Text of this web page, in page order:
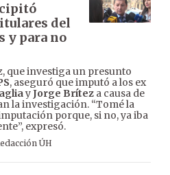
del
y para no
que investiga un presunto
, aseguró que imputó a los ex
yJorge Brítez a causa de
la investigación. “Tomé la
porque, si no, ya iba
expresó.
ÚH